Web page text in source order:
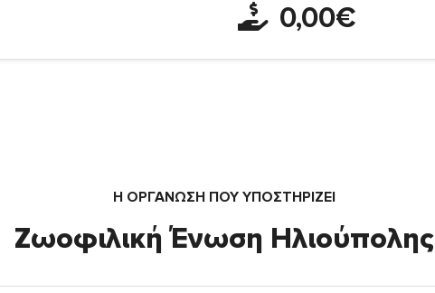
0,00€
Η ΟΡΓΆΝΩΣΗ ΠΟΥ ΥΠΟΣΤΗΡΙΖΕΙ
Ζωοφιλική Ένωση Ηλιούπολης